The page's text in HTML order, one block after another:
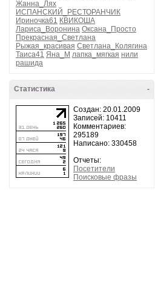
Жанна_Лях
ИСПАНСКИЙ_РЕСТОРАНЧИК
Ириночка61 КВИКОША
Лариса_Воронина Оксана_Просто
Прекрасная_Светлана
Рыжая_красивая Светлана_Колягина
Таиса41 Яна_М лапка_мягкая нили
рашида
-
Статистика
Создан: 20.01.2009
Записей: 10411
Комментариев:
295189
Написано: 330458
Отчеты:
Посетители
Поисковые фразы